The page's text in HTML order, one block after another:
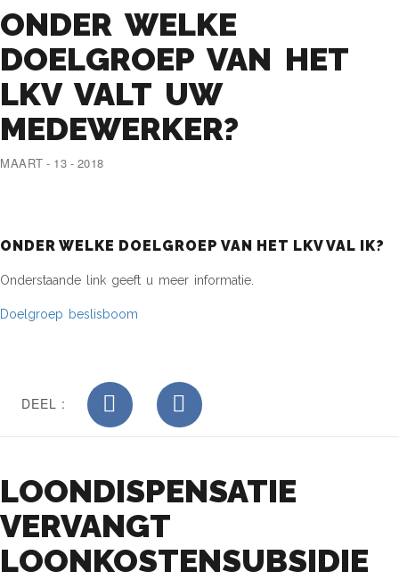
ONDER WELKE
DOELGROEP VAN HET
LKV VALT UW
MEDEWERKER?
MAART - 13 - 2018
ONDER WELKE DOELGROEP VAN HET LKV VAL IK?
Onderstaande link geeft u meer informatie.
Doelgroep beslisboom
DEEL :
LOONDISPENSATIE
VERVANGT
LOONKOSTENSUBSIDIE